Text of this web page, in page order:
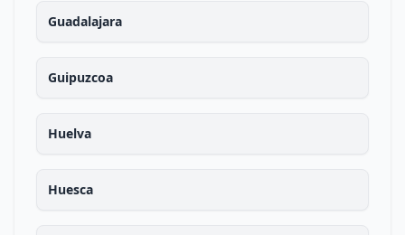
Guadalajara
Guipuzcoa
Huelva
Huesca